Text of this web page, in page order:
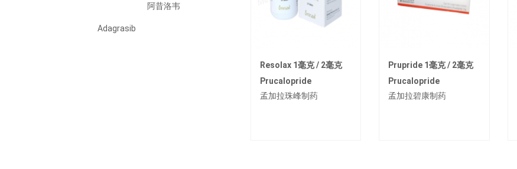
阿昔洛韦
Adagrasib
Resolax 1毫克 / 2毫克
Prucalopride
孟加拉珠峰制药
Prupride 1毫克 / 2毫克
Prucalopride
孟加拉碧康制药